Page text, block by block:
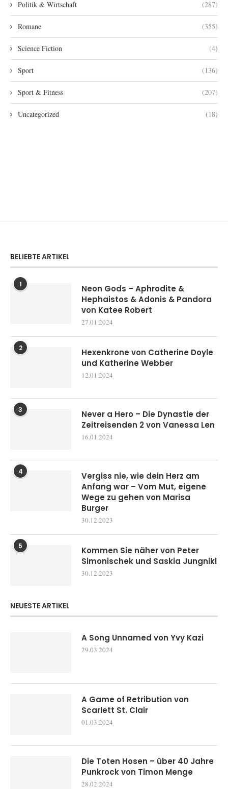
Politik & Wirtschaft (287)
Romane (355)
Science Fiction (4)
Sport (136)
Sport & Fitness (207)
Uncategorized (18)
BELIEBTE ARTIKEL
1
Neon Gods – Aphrodite &
Hephaistos & Adonis & Pandora
von Katee Robert
27.01.2024
2
Hexenkrone von Catherine Doyle
und Katherine Webber
12.01.2024
3
Never a Hero – Die Dynastie der
Zeitreisenden 2 von Vanessa Len
16.01.2024
4
Vergiss nie, wie dein Herz am
Anfang war – Vom Mut, eigene
Wege zu gehen von Marisa
Burger
30.12.2023
5
Kommen Sie näher von Peter
Simonischek und Saskia Jungnikl
30.12.2023
NEUESTE ARTIKEL
A Song Unnamed von Yvy Kazi
29.03.2024
A Game of Retribution von
Scarlett St. Clair
01.03.2024
Die Toten Hosen – über 40 Jahre
Punkrock von Timon Menge
28.02.2024